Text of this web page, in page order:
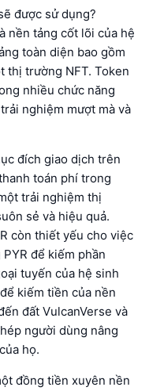
được sử dụng?
nền tảng cốt lõi của hệ
toàn diện bao gồm
thị trường NFT. Token
nhiều chức năng
nghiệm mượt mà và
đích giao dịch trên
toán phí trong
trải nghiệm thị
sẻ và hiệu quả.
còn thiết yếu cho việc
để kiếm phần
tuyến của hệ sinh
kiếm tiền của nền
đất VulcanVerse và
người dùng nâng
họ.
đồng tiền xuyên nền